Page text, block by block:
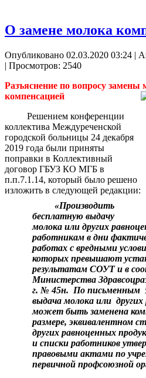
О замене молока
Опубликовано 02.03.2020 03:24 |
| Просмотров: 2540
Разъяснение по вопросу замены
компенсацией
Решением конференции
коллектива Междуреченской
городской больницы 24 декабря
2019 года были приняты
поправки в Коллективный
договор ГБУЗ КО МГБ в
п.п.7.1.14, который было решено
изложить в следующей редакции:
«Производить
бесплатную выдачу
молока или других
работникам в дни
работах с вредными
которых превышают
результатам СОУТ и в
Министерства
г. № 45н. По письменным
выдача молока или
может быть заменена
размере, эквивалентном
других равноценных
и списки работников
правовыми актами по
первичной профсоюзной